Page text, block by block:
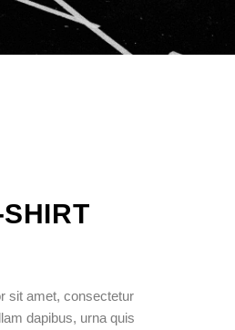
sit amet, consectetur
dapibus, urna quis